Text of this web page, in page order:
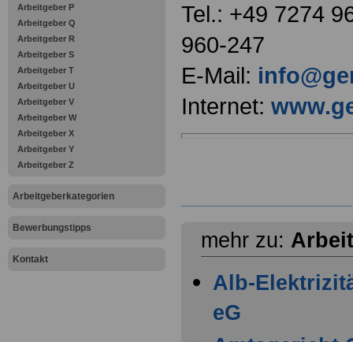
Arbeitgeber P
Arbeitgeber Q
Arbeitgeber R
Arbeitgeber S
Arbeitgeber T
Arbeitgeber U
Arbeitgeber V
Arbeitgeber W
Arbeitgeber X
Arbeitgeber Y
Arbeitgeber Z
Arbeitgeberkategorien
Bewerbungstipps
Kontakt
Tel.: +49 7274
960-247
E-Mail:
Internet:
mehr zu:
Alb-
eG